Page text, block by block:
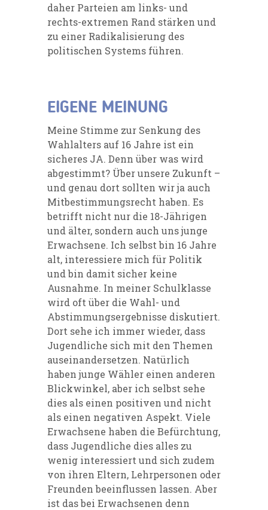
daher Parteien am links- und
rechts-extremen Rand stärken und
zu einer Radikalisierung des
politischen Systems führen.
EIGENE MEINUNG
Meine Stimme zur Senkung des
Wahlalters auf 16 Jahre ist ein
sicheres JA. Denn über was wird
abgestimmt? Über unsere Zukunft –
und genau dort sollten wir ja auch
Mitbestimmungsrecht haben. Es
betrifft nicht nur die 18-Jährigen
und älter, sondern auch uns junge
Erwachsene. Ich selbst bin 16 Jahre
alt, interessiere mich für Politik
und bin damit sicher keine
Ausnahme. In meiner Schulklasse
wird oft über die Wahl- und
Abstimmungsergebnisse diskutiert.
Dort sehe ich immer wieder, dass
Jugendliche sich mit den Themen
auseinandersetzen. Natürlich
haben junge Wähler einen anderen
Blickwinkel, aber ich selbst sehe
dies als einen positiven und nicht
als einen negativen Aspekt. Viele
Erwachsene haben die Befürchtung,
dass Jugendliche dies alles zu
wenig interessiert und sich zudem
von ihren Eltern, Lehrpersonen oder
Freunden beeinflussen lassen. Aber
ist das bei Erwachsenen denn